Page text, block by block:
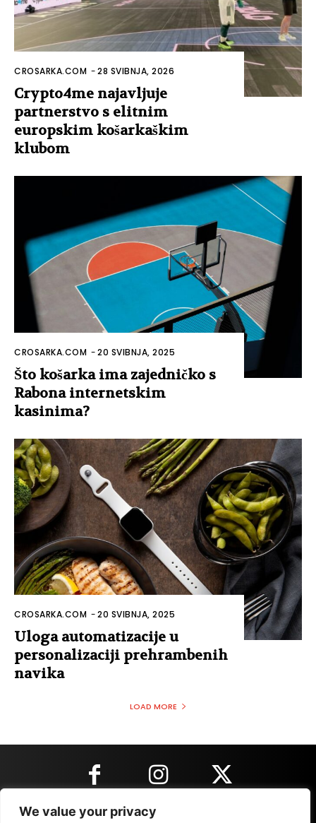
We value your privacy
CROSARKA.COM -28 SVIBNJA, 2026
Crypto4me najavljuje
partnerstvo s elitnim
europskim košarkaškim
klubom
CROSARKA.COM -20 SVIBNJA, 2025
Što košarka ima zajedničko s
Rabona internetskim
kasinima?
CROSARKA.COM -20 SVIBNJA, 2025
Uloga automatizacije u
personalizaciji prehrambenih
navika
LOAD MORE